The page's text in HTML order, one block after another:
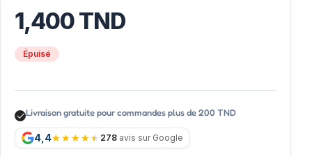
1,400TND
Épuisé
Livraison gratuite pour commandes plus de 200 TND
4,4 278 avis sur Google